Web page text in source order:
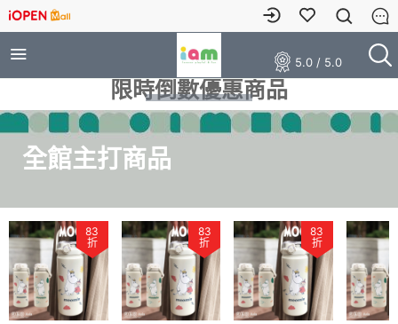
5.0 / 5.0
限時倒數優惠商品
全館主打商品
83
折
83
折
83
折